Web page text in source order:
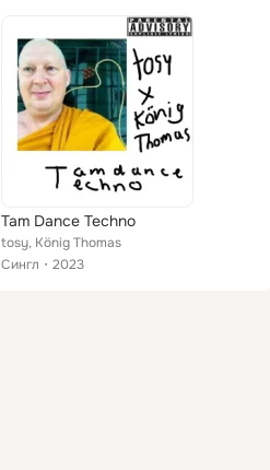
Tam Dance Techno
tosy, König Thomas
Сингл
2023